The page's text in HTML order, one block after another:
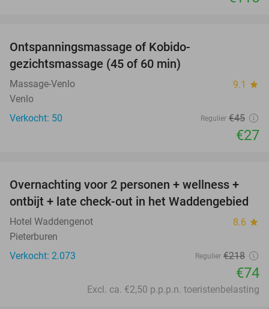
Ontspanningsmassage of Kobido-
gezichtsmassage (45 of 60 min)
Massage-Venlo 9.1 star
Venlo
Verkocht: 50
Regulier €45
€27
66%
Overnachting voor 2 personen + wellness +
ontbijt + late check-out in het Waddengebied
Hotel Waddengenot 8.6 star
Pieterburen
Verkocht: 2.073
Regulier €218
€74
Excl. ca. €2,50 p.p.p.n. toeristenbelasting